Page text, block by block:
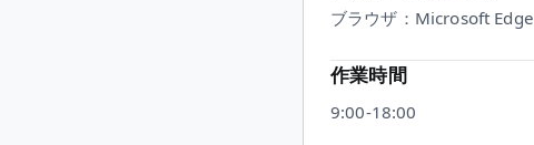
ブラウザ：Microsoft Edge
作業時間
9:00-18:00